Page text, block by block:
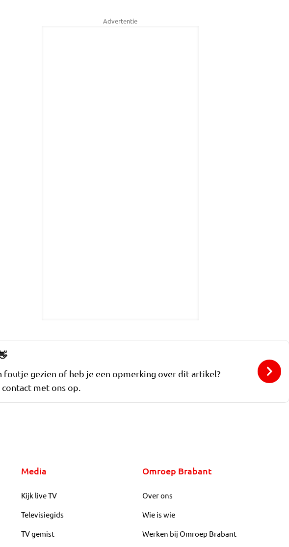
Advertentie
foutje gezien of heb je een opmerking over dit artikel?
met ons op.
Media
Kijk live TV
Televisiegids
TV gemist
Omroep Brabant
Over ons
Wie is wie
Werken bij Omroep Brabant